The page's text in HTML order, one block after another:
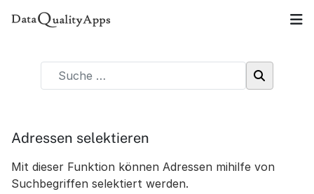
Adressen selektieren
Mit dieser Funktion können Adressen mihilfe von
Suchbegriffen selektiert werden.